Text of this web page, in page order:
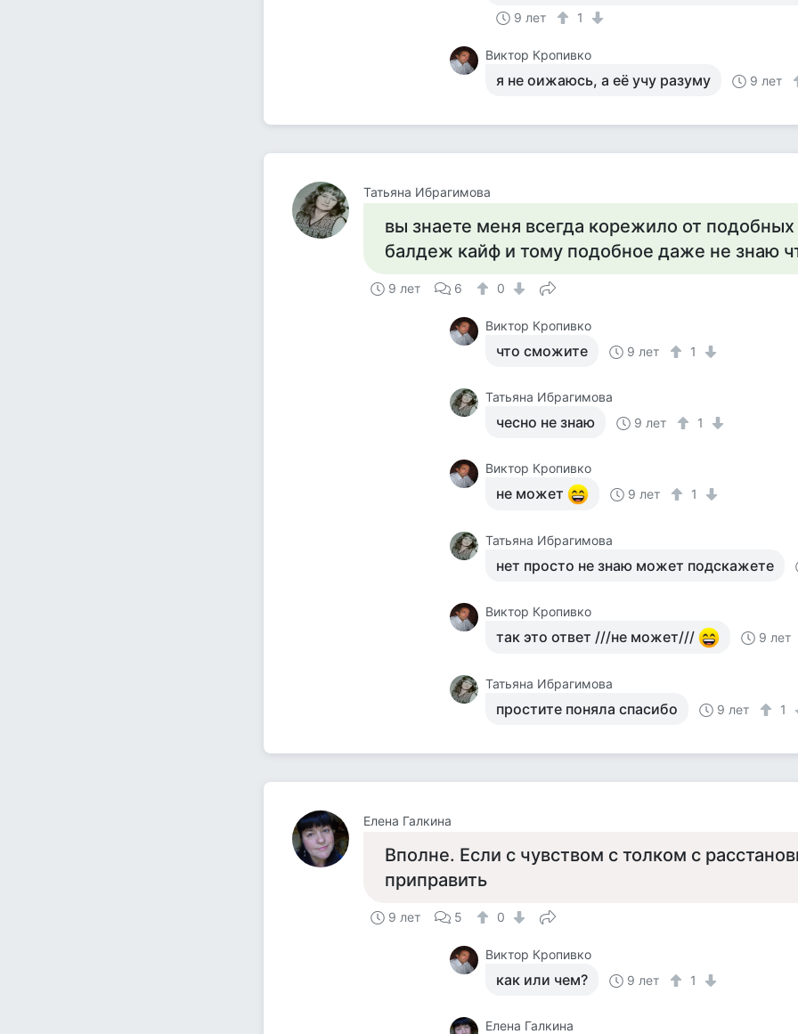
9 лет 1
Виктор Кропивко
я не оижаюсь, а её учу разуму 9 лет
Татьяна Ибрагимова
вы знаете меня всегда корежило от подобных
балдеж кайф и тому подобное даже не знаю
9 лет 6 0
Виктор Кропивко
что сможите 9 лет 1
Татьяна Ибрагимова
чесно не знаю 9 лет 1
Виктор Кропивко
не может 9 лет 1
Татьяна Ибрагимова
нет просто не знаю может подскажете
Виктор Кропивко
так это ответ ///не может/// 9 лет
Татьяна Ибрагимова
простите поняла спасибо 9 лет 1
Елена Галкина
Вполне. Если с чувством с толком с
приправить
9 лет 5 0
Виктор Кропивко
как или чем? 9 лет 1
Елена Галкина